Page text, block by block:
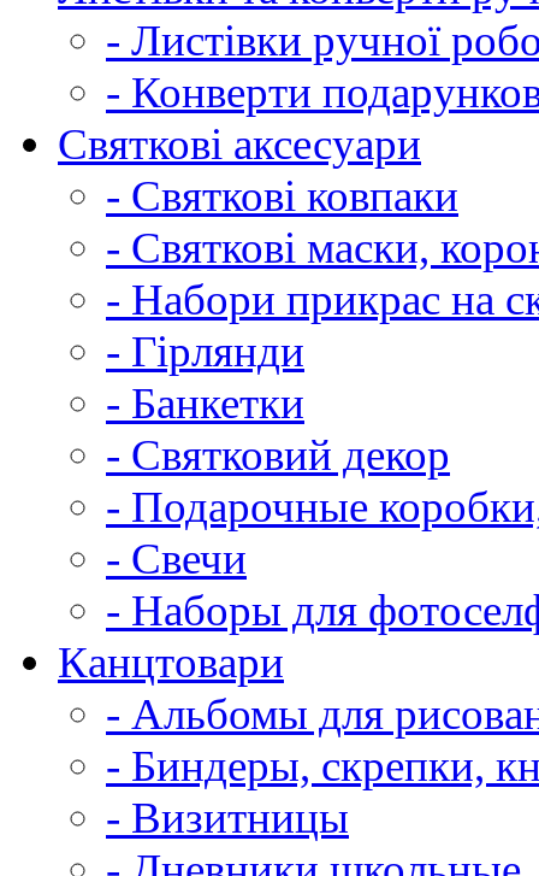
- Листівки ручної
- Конверти
Святкові аксесуари
- Святкові ковпаки
- Святкові маски,
- Набори прикрас на
- Гірлянди
- Банкетки
- Святковий декор
- Подарочные
- Свечи
- Наборы для
Канцтовари
- Альбомы для
- Биндеры, скрепки,
- Визитницы